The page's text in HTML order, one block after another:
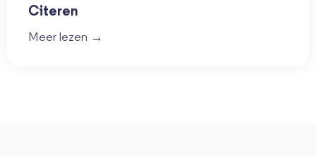
Citeren
Meer lezen →